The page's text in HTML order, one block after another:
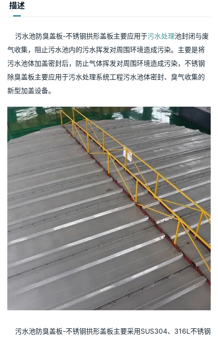
描述
污水池防臭盖板-不锈钢拱形盖板主要应用于污水处理池封闭与废
气收集，阻止污水池内的污水挥发对周围环境造成污染。主要是将
污水池体加盖密封后，防止气体挥发对周围环境造成污染，不锈钢
除臭盖板主要应用于污水处理系统工程污水池体密封、臭气收集的
新型加盖设备。
污水池防臭盖板-不锈钢拱形盖板主要采用SUS304、316L不锈钢